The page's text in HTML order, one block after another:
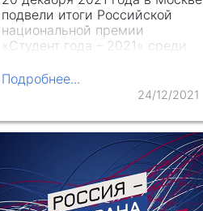
подвели итоги Российской
национальной премии
«Студент года – 2021» среди
заведений. В номинации
«Патриотическое объединение
студенты РНИМУ
огова. «Студент
Подробнее...
24/12/2021